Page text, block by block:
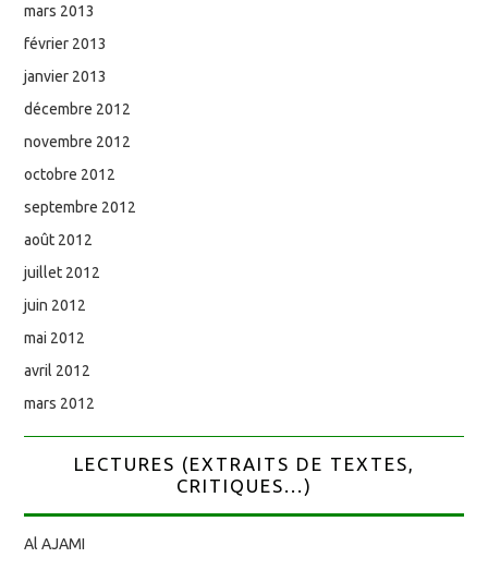
mars 2013
février 2013
janvier 2013
décembre 2012
novembre 2012
octobre 2012
septembre 2012
août 2012
juillet 2012
juin 2012
mai 2012
avril 2012
mars 2012
LECTURES (EXTRAITS DE TEXTES,
CRITIQUES...)
Al AJAMI